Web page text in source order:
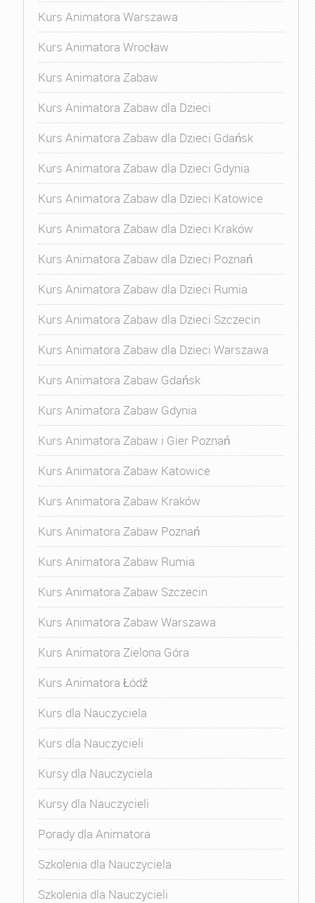
Kurs Animatora Warszawa
Kurs Animatora Wrocław
Kurs Animatora Zabaw
Kurs Animatora Zabaw dla Dzieci
Kurs Animatora Zabaw dla Dzieci Gdańsk
Kurs Animatora Zabaw dla Dzieci Gdynia
Kurs Animatora Zabaw dla Dzieci Katowice
Kurs Animatora Zabaw dla Dzieci Kraków
Kurs Animatora Zabaw dla Dzieci Poznań
Kurs Animatora Zabaw dla Dzieci Rumia
Kurs Animatora Zabaw dla Dzieci Szczecin
Kurs Animatora Zabaw dla Dzieci Warszawa
Kurs Animatora Zabaw Gdańsk
Kurs Animatora Zabaw Gdynia
Kurs Animatora Zabaw i Gier Poznań
Kurs Animatora Zabaw Katowice
Kurs Animatora Zabaw Kraków
Kurs Animatora Zabaw Poznań
Kurs Animatora Zabaw Rumia
Kurs Animatora Zabaw Szczecin
Kurs Animatora Zabaw Warszawa
Kurs Animatora Zielona Góra
Kurs Animatora Łódź
Kurs dla Nauczyciela
Kurs dla Nauczycieli
Kursy dla Nauczyciela
Kursy dla Nauczycieli
Porady dla Animatora
Szkolenia dla Nauczyciela
Szkolenia dla Nauczycieli